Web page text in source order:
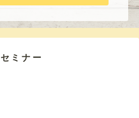
ミナー